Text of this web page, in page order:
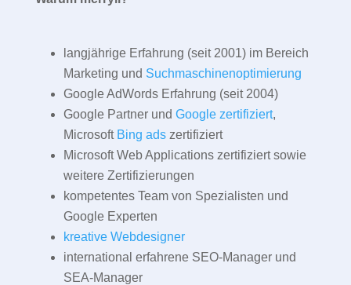
langjährige Erfahrung (seit 2001) im Bereich
Marketing und Suchmaschinenoptimierung
Google AdWords Erfahrung (seit 2004)
Google Partner und Google zertifiziert,
Microsoft Bing adszertifiziert
Microsoft Web Applications zertifiziert sowie
weitere Zertifizierungen
kompetentes Team von Spezialisten und
Google Experten
kreative Webdesigner
international erfahrene SEO-Manager und
SEA-Manager